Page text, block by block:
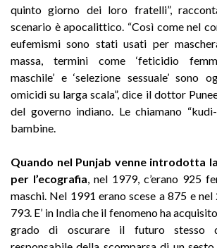
quinto giorno dei loro fratelli”,
scenario è apocalittico. “Così come nel
eufemismi sono stati usati per
massa, termini come ‘feticidio
maschile’ e ‘selezione sessuale’ sono
omicidi su larga scala”, dice il dottor
del governo indiano. Le chiamano
bambine.
Quando nel Punjab venne introdotta
per l’ecografia , nel 1979, c’erano 925
maschi. Nel 1991 erano scese a 875 e
793. E’ in India che il fenomeno ha
grado di oscurare il futuro stesso